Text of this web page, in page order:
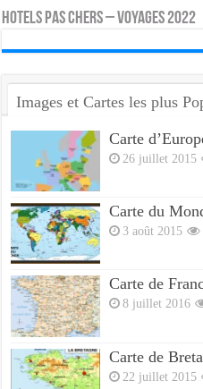
HOTELS PAS CHERS – VOYAGES 2022
Images et Cartes les plus
Carte
26 juillet 2015
Carte du
3 août 2015
Carte de
8 juillet 2016
Carte de
22 juillet 2015